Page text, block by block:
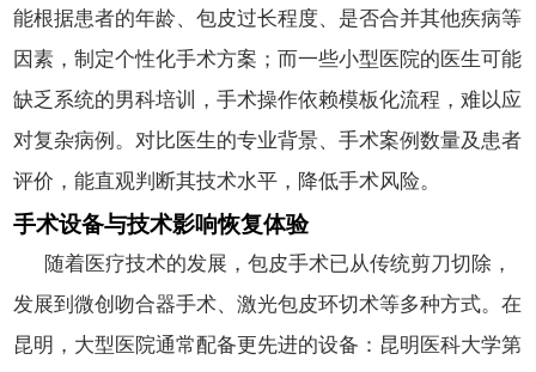
能根据患者的年龄、包皮过长程度、是否合并其他疾病等
因素，制定个性化手术方案；而一些小型医院的医生可能
缺乏系统的男科培训，手术操作依赖模板化流程，难以应
对复杂病例。对比医生的专业背景、手术案例数量及患者
评价，能直观判断其技术水平，降低手术风险。
手术设备与技术影响恢复体验
随着医疗技术的发展，包皮手术已从传统剪刀切除，
发展到微创吻合器手术、激光包皮环切术等多种方式。在
昆明，大型医院通常配备更先进的设备：昆明医科大学第